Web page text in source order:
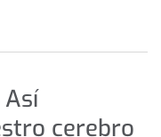
cerebro